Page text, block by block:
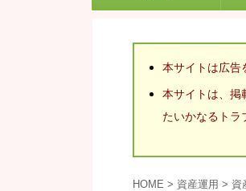
本サイトは広告
本サイトは、掲
たいかなるトラ
HOME > 資産運用 > 資